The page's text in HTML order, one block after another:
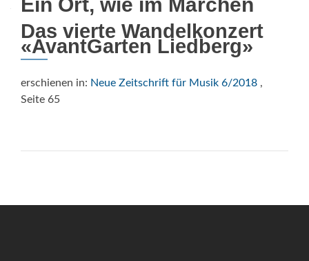
Das vierte Wandelkonzert
«AvantGarten Liedberg»
erschienen in: Neue Zeitschrift für Musik 6/2018 ,
Seite 65